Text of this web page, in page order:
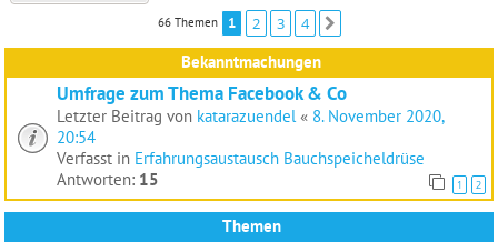
66 Themen 1 2 3 4
Bekanntmachungen
Umfrage zum Thema Facebook & Co
Letzter Beitrag von katarazuendel « 8. November 2020,
20:54
Verfasst in Erfahrungsaustausch Bauchspeicheldrüse
Antworten: 15 1 2
Themen